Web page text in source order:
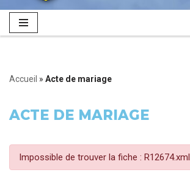
Accueil » Acte de mariage
ACTE DE MARIAGE
Impossible de trouver la fiche : R12674.xml